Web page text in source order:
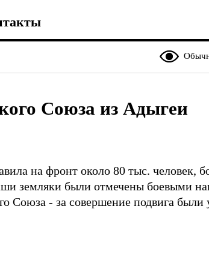
Союза из Адыгеи
на фронт около 80 тыс. человек,
земляки были отмечены боевыми
Союза - за совершение подвига были